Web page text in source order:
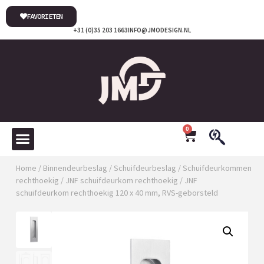
INFO@JMODESIGN.NL
+31 (0)35 203 1663
FAVORIETEN
0
Home / Binnendeurbeslag /Schuifdeurbeslag /Schuifdeurkommen
rechthoekig / JNF schuifdeurkom rechthoekig / JNF
schuifdeurkom rechthoekig 120 x 40 mm, RVS-geborsteld